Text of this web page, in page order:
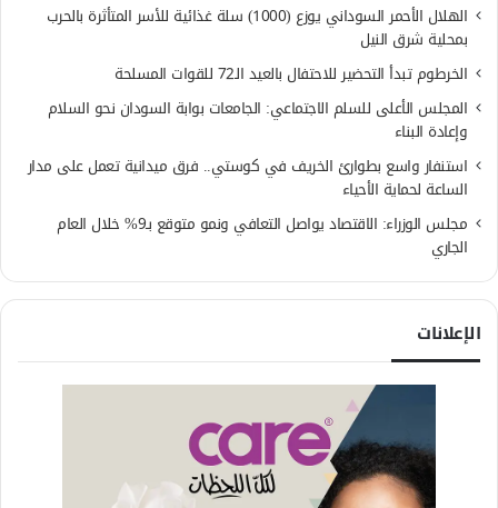
الهلال الأحمر السوداني يوزع (1000) سلة غذائية للأسر المتأثرة بالحرب
بمحلية شرق النيل
الخرطوم تبدأ التحضير للاحتفال بالعيد الـ72 للقوات المسلحة
المجلس الأعلى للسلم الاجتماعي: الجامعات بوابة السودان نحو السلام
وإعادة البناء
استنفار واسع بطوارئ الخريف في كوستي.. فرق ميدانية تعمل على مدار
الساعة لحماية الأحياء
مجلس الوزراء: الاقتصاد يواصل التعافي ونمو متوقع بـ9% خلال العام
الجاري
الإعلانات